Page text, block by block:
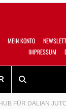
MEIN KONTO
IMPRESSUM
FÜR DALIAN